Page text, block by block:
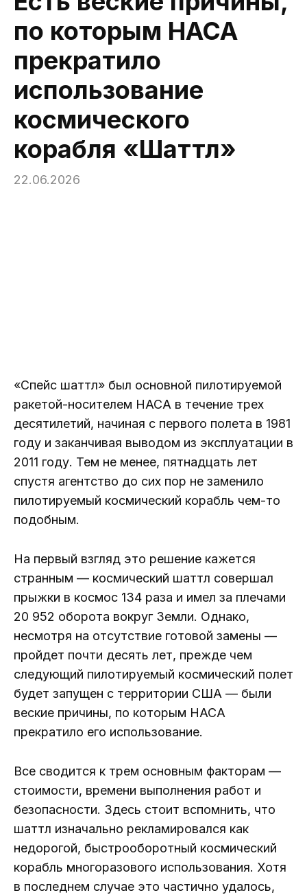
по которым НАСА
прекратило
использование
космического
корабля «Шаттл»
22.06.2026
«Спейс шаттл» был основной пилотируемой
ракетой-носителем НАСА в течение трех
десятилетий, начиная с первого полета в 1981
году и заканчивая выводом из эксплуатации в
2011 году. Тем не менее, пятнадцать лет
спустя агентство до сих пор не заменило
пилотируемый космический корабль чем-то
подобным.
На первый взгляд это решение кажется
странным — космический шаттл совершал
прыжки в космос 134 раза и имел за плечами
20 952 оборота вокруг Земли. Однако,
несмотря на отсутствие готовой замены —
пройдет почти десять лет, прежде чем
следующий пилотируемый космический полет
будет запущен с территории США — были
веские причины, по которым НАСА
прекратило его использование.
Все сводится к трем основным факторам —
стоимости, времени выполнения работ и
безопасности. Здесь стоит вспомнить, что
шаттл изначально рекламировался как
недорогой, быстрооборотный космический
корабль многоразового использования. Хотя
в последнем случае это частично удалось,